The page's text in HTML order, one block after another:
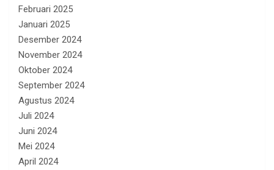
Februari 2025
Januari 2025
Desember 2024
November 2024
Oktober 2024
September 2024
Agustus 2024
Juli 2024
Juni 2024
Mei 2024
April 2024